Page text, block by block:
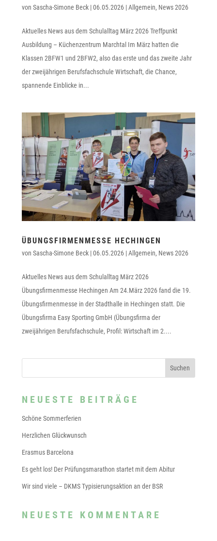
von Sascha-Simone Beck|06.05.2026|Allgemein, News 2026
Aktuelles News aus dem Schulalltag März 2026 Treffpunkt
Ausbildung – Küchenzentrum Marchtal Im März hatten die
Klassen 2BFW1 und 2BFW2, also das erste und das zweite Jahr
der zweijährigen Berufsfachschule Wirtschaft, die Chance,
spannende Einblicke in...
ÜBUNGSFIRMENMESSE HECHINGEN
von Sascha-Simone Beck|06.05.2026|Allgemein, News 2026
Aktuelles News aus dem Schulalltag März 2026
Übungsfirmenmesse Hechingen Am 24.März 2026 fand die 19.
Übungsfirmenmesse in der Stadthalle in Hechingen statt. Die
Übungsfirma Easy Sporting GmbH (Übungsfirma der
zweijährigen Berufsfachschule, Profil: Wirtschaft im 2....
NEUESTE BEITRÄGE
Schöne Sommerferien
Herzlichen Glückwunsch
Erasmus Barcelona
Es geht los! Der Prüfungsmarathon startet mit dem Abitur
Wir sind viele – DKMS Typisierungsaktion an der BSR
NEUESTE KOMMENTARE